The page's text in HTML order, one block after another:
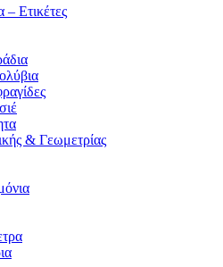
Ετικέτες
& Γεωμετρίας